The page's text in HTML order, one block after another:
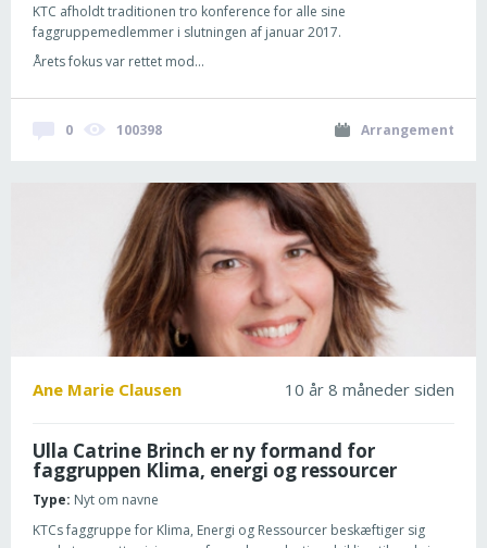
KTC afholdt traditionen tro konference for alle sine
faggruppemedlemmer i slutningen af januar 2017.
Årets fokus var rettet mod...
0 100398 Arrangement
10 år 8 måneder siden
Ane Marie Clausen
Ulla Catrine Brinch er ny formand for
faggruppen Klima, energi og ressourcer
Type: Nyt om navne
KTCs faggruppe for Klima, Energi og Ressourcer beskæftiger sig